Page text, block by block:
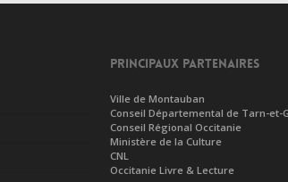
PRINCIPAUX PARTENAIRES
Ville de Montauban
Conseil Départemental de Tarn-et-
Conseil Régional Occitanie
Ministère de la Culture
CNL
Occitanie Livre & Lecture